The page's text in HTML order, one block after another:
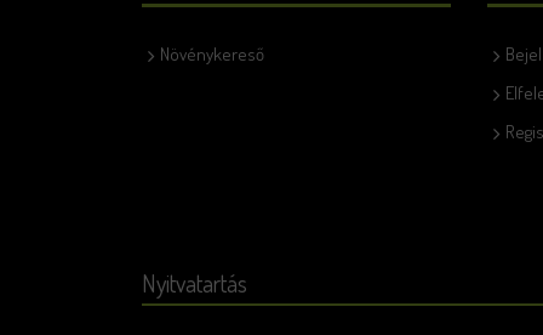
Növénykereső
Nyitvatartás